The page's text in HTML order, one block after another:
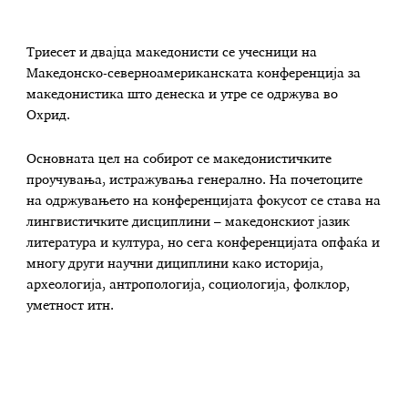
Триесет и двајца македонисти се учесници на
Македонско-северноамериканската конференција за
македонистика што денеска и утре се одржува во
Охрид.
Основната цел на собирот се македонистичките
проучувања, истражувања генерално. На почетоците
на одржувањето на конференцијата фокусот се става на
лингвистичките дисциплини – македонскиот јазик
литература и култура, но сега конференцијата опфаќа и
многу други научни дициплини како историја,
археологија, антропологија, социологија, фолклор,
уметност итн.